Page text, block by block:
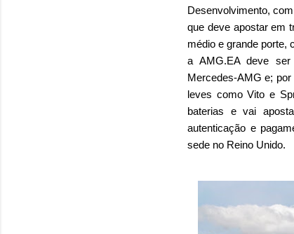
Desenvolvimento,
que deve apostar em
médio e grande porte,
a AMG.EA deve ser
Mercedes-AMG e;
leves como Vito e
baterias e vai
autenticação e
sede no Reino Unido.